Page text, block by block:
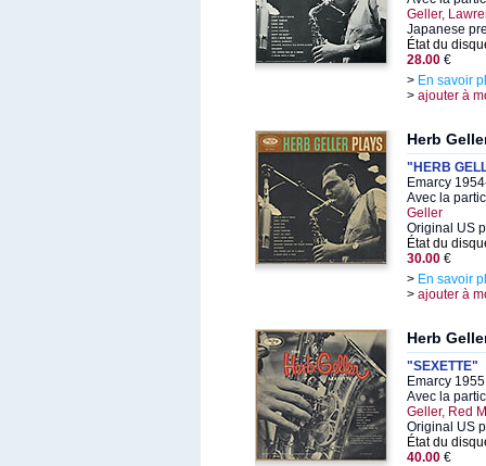
Geller,
Japanese
État du
28.00 €
> En savoir
> ajouter à
Herb
"HERB
Emarcy
Avec la
Geller
Original US
État du
30.00 €
> En savoir
> ajouter à
Herb
"SEXETTE"
Emarcy
Avec la
Geller, Red
Original US
État du
40.00 €